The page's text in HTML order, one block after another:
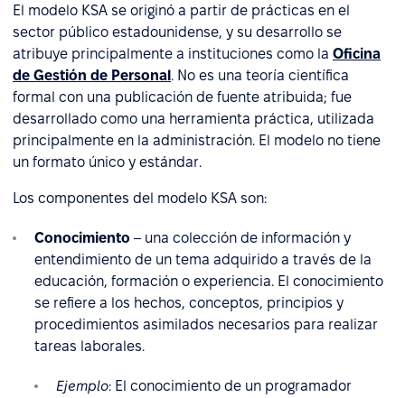
El modelo KSA se originó a partir de prácticas en el
sector público estadounidense, y su desarrollo se
atribuye principalmente a instituciones como la Oficina
de Gestión de Personal. No es una teoría científica
formal con una publicación de fuente atribuida; fue
desarrollado como una herramienta práctica, utilizada
principalmente en la administración. El modelo no tiene
un formato único y estándar.
Los componentes del modelo KSA son:
Conocimiento – una colección de información y
entendimiento de un tema adquirido a través de la
educación, formación o experiencia. El conocimiento
se refiere a los hechos, conceptos, principios y
procedimientos asimilados necesarios para realizar
tareas laborales.
Ejemplo: El conocimiento de un programador